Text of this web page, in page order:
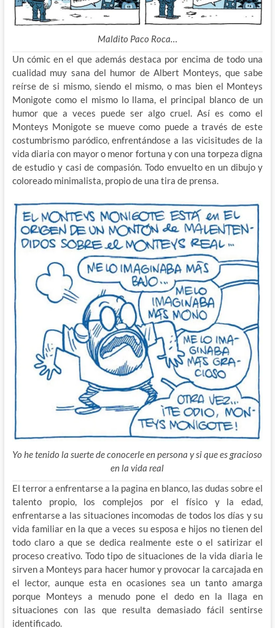
Maldito Paco Roca…
Un cómic en el que además destaca por encima de todo una
cualidad muy sana del humor de Albert Monteys, que sabe
reírse de si mismo, siendo el mismo, o mas bien el Monteys
Monigote como el mismo lo llama, el principal blanco de un
humor que a veces puede ser algo cruel. Así es como el
Monteys Monigote se mueve como puede a través de este
costumbrismo paródico, enfrentándose a las vicisitudes de la
vida diaria con mayor o menor fortuna y con una torpeza digna
de estudio y casi de compasión. Todo envuelto en un dibujo y
coloreado minimalista, propio de una tira de prensa.
Yo he tenido la suerte de conocerle en persona y si que es gracioso
en la vida real
El terror a enfrentarse a la pagina en blanco, las dudas sobre el
talento propio, los complejos por el físico y la edad,
enfrentarse a las situaciones incomodas de todos los días y su
vida familiar en la que a veces su esposa e hijos no tienen del
todo claro a que se dedica realmente este o el satirizar el
proceso creativo. Todo tipo de situaciones de la vida diaria le
sirven a Monteys para hacer humor y provocar la carcajada en
el lector, aunque esta en ocasiones sea un tanto amarga
porque Monteys a menudo pone el dedo en la llaga en
situaciones con las que resulta demasiado fácil sentirse
identificado.